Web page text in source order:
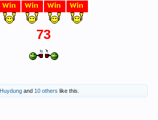
73
Huydung and 10 others like this.